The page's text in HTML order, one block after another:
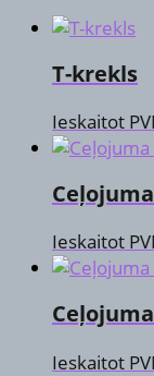
T-krekls
Ieskaitot
Ieskaitot
Ieskaitot